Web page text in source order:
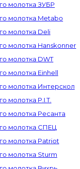
молотка ЗУБР
молотка Metabo
молотка Deli
молотка Hanskonner
молотка DWT
молотка Einhell
молотка Интерскол
молотка P.I.T.
молотка Ресанта
молотка СПЕЦ
молотка Patriot
молотка Sturm